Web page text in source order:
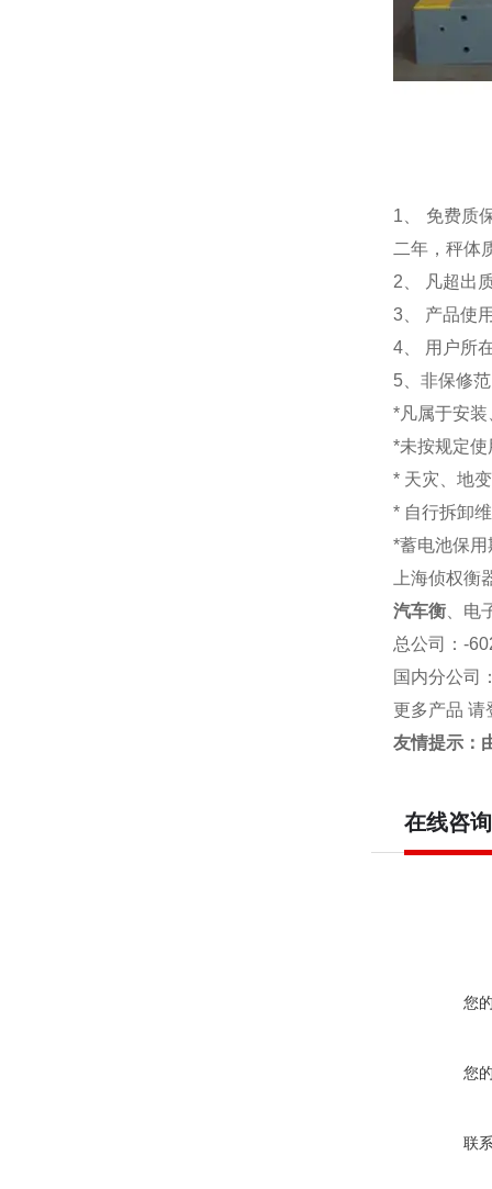
1 、 免费
二年，秤体
2、 凡超出
3、 产品使
4、 用户所
5、非保修
*凡属于安
*未按规定
* 天灾、地
* 自行拆卸
*蓄电池保用
上海侦权
汽车衡 、
总公司
：-
国内分公司
更多产品 请
友情提示：
在线咨询
您
您
联